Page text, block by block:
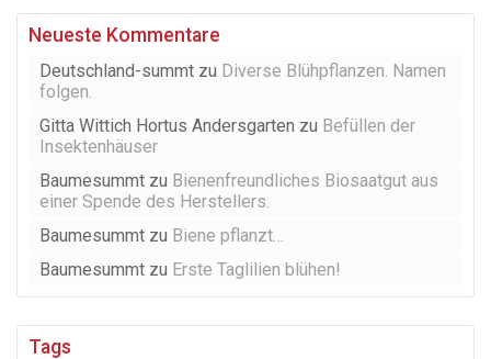
Neueste Kommentare
Deutschland-summt zu Diverse Blühpflanzen. Namen
folgen.
Gitta Wittich Hortus Andersgarten zu Befüllen der
Insektenhäuser
Baumesummt zu Bienenfreundliches Biosaatgut aus
einer Spende des Herstellers.
Baumesummt zu Biene pflanzt…
Baumesummt zu Erste Taglilien blühen!
Tags